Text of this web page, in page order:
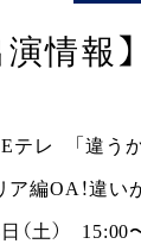
演情報
テレ 「違うか
ア編OA！違い
日（土）